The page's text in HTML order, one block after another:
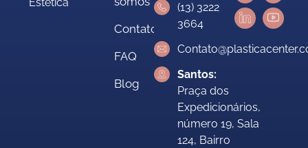
Contatos
FAQ
Blog
(13) 3222
3664
Santos:
Praça dos
Expedicionários,
número 19, Sala
124, Bairro